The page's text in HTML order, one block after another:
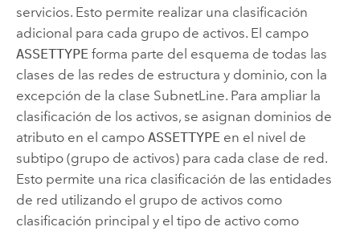
servicios. Esto permite realizar una clasificación
adicional para cada grupo de activos. El campo
ASSETTYPE forma parte del esquema de todas las
clases de las redes de estructura y dominio, con la
excepción de la clase SubnetLine. Para ampliar la
clasificación de los activos, se asignan dominios de
atributo en el campo ASSETTYPE en el nivel de
subtipo (grupo de activos) para cada clase de red.
Esto permite una rica clasificación de las entidades
de red utilizando el grupo de activos como
clasificación principal y el tipo de activo como